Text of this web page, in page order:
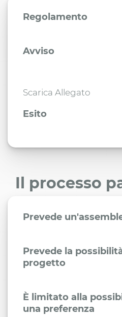
Regolamento
Avviso
Scarica Allegato
Esito
Il processo
Prevede
Prevede la
progetto
È limitato alla
una preferenza